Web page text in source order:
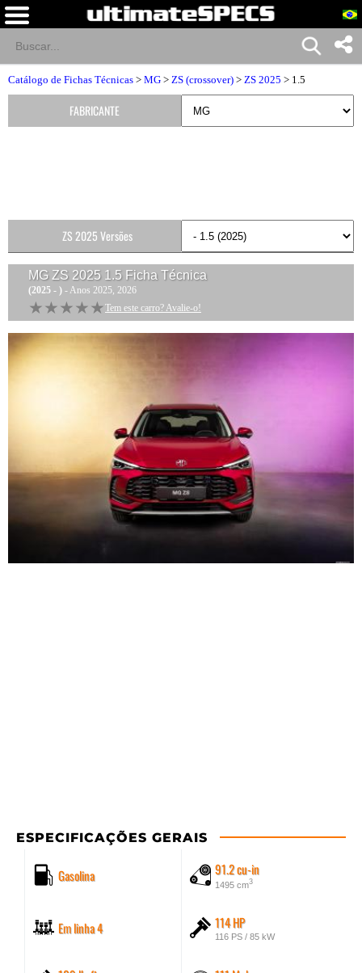
Catálogo de Fichas Técnicas > MG > ZS (crossover) > ZS 2025 > 1.5
MG ZS 2025 1.5 Ficha Técnica
(2025 - ) - Anos 2025, 2026
★★★★★
★★★★★ Tem este carro? Avalie-o!
ESPECIFICAÇÕES GERAIS
Gasolina 91.2 cu-in
1495 cm3
Em linha 4 114 HP
116 PS / 85 kW
FABRICANTE
ZS 2025 Versões